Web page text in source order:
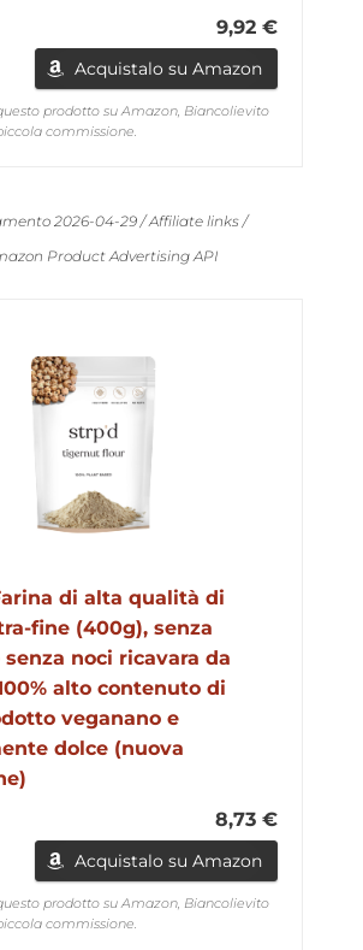
9,92 €
Acquistalo su Amazon
prodotto su Amazon, Biancolievito
commissione.
2026-04-29 / Affiliate links /
Product Advertising API
di alta qualità di
fine (400g), senza
noci ricavara da
alto contenuto di
veganano e
dolce (nuova
8,73 €
Acquistalo su Amazon
prodotto su Amazon, Biancolievito
commissione.